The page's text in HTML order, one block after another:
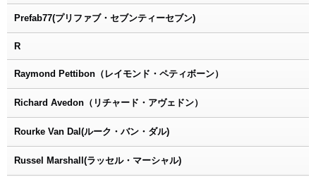
Prefab77(プリファブ・セブンティーセブン)
R
Raymond Pettibon（レイモンド・ペティボーン）
Richard Avedon（リチャード・アヴェドン）
Rourke Van Dal(ルーク・バン・ダル)
Russel Marshall(ラッセル・マーシャル)